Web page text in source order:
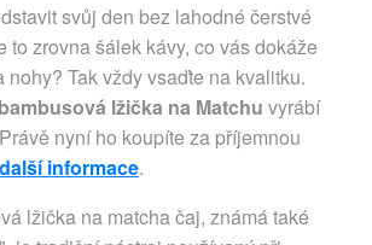
svůj den bez lahodné čerstvé
to zrovna šálek kávy, co vás dokáže
nohy? Tak vždy vsaďte na kvalitku.
lžička na Matchu vyrábí
nyní ho koupíte za příjemnou
informace.
lžička na matcha čaj, známá také